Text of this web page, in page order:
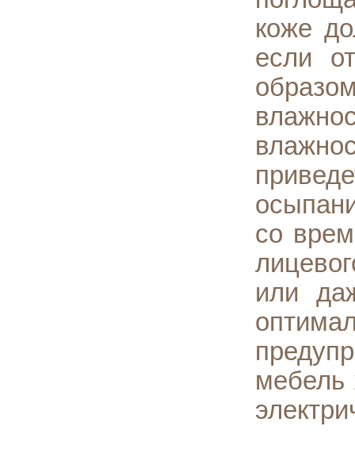
коже
если
со
или
мебель